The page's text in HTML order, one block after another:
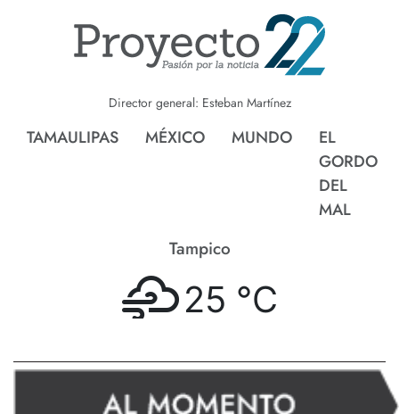
Director general: Esteban Martínez
TAMAULIPAS MÉXICO MUNDO
EL
GORDO
DEL
MAL
Tampico
25 °C